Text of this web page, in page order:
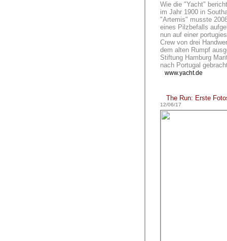
Wie die "Yacht"
im Jahr 1900 in
"Artemis" musste
eines Pilzbefalls
nun auf einer
Crew von drei
dem alten Rumpf
Stiftung Hamburg
nach Portugal
www.yacht.de
The Run: Erste
12/06/17